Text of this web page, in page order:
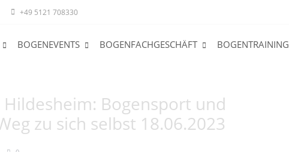
+49 5121 708330
BOGENEVENTS BOGENFACHGESCHÄFT BOGENTRAINING
Bogensport und
zu sich selbst 18.06.2023